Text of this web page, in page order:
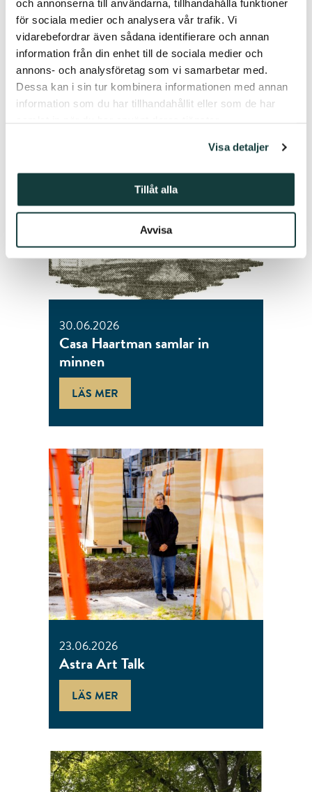
och annonserna till användarna, tillhandahålla funktioner
för sociala medier och analysera vår trafik. Vi
vidarebefordrar även sådana identifierare och annan
information från din enhet till de sociala medier och
annons- och analysföretag som vi samarbetar med.
Dessa kan i sin tur kombinera informationen med annan
information som du har tillhandahållit eller som de har
Visa detaljer
Tillåt alla
Avvisa
Du är kanske också är intresserad
av följande artiklar.
30.06.2026
Casa Haartman samlar in
minnen
LÄS MER
23.06.2026
Astra Art Talk
LÄS MER